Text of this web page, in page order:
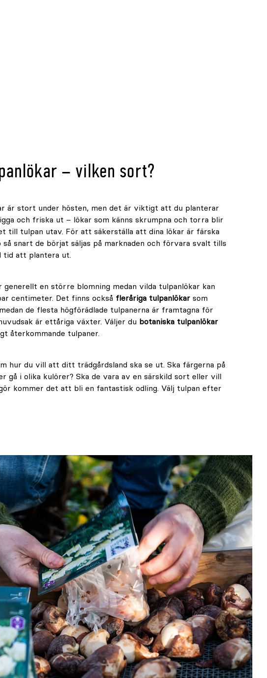
– vilken sort?
är stort under hösten, men det är viktigt att du planterar
och friska ut – lökar som känns skrumpna och torra blir
till tulpan utav. För att säkerställa att dina lökar är färska
så snart de börjat säljas på marknaden och förvara svalt tills
tid att plantera ut.
en större blomning medan vilda tulpanlökar kan
centimeter. Det finns också fleråriga tulpanlökar som
de flesta högförädlade tulpanerna är framtagna för
är ettåriga växter. Väljer du botaniska tulpanlökar
återkommande tulpaner.
hur du vill att ditt trädgårdsland ska se ut. Ska färgerna på
gå i olika kulörer? Ska de vara av en särskild sort eller vill
kommer det att bli en fantastisk odling. Välj tulpan efter